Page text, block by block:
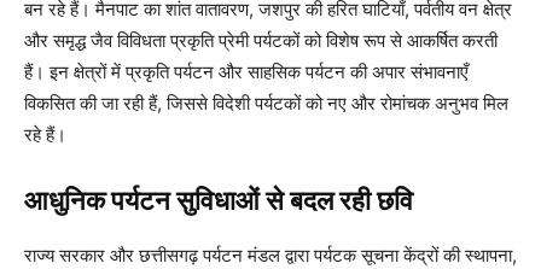
बन रहे हैं। मैनपाट का शांत वातावरण, जशपुर की हरित घाटियाँ, पर्वतीय वन क्षेत्र
और समृद्ध जैव विविधता प्रकृति प्रेमी पर्यटकों को विशेष रूप से आकर्षित करती
हैं। इन क्षेत्रों में प्रकृति पर्यटन और साहसिक पर्यटन की अपार संभावनाएँ
विकसित की जा रही हैं, जिससे विदेशी पर्यटकों को नए और रोमांचक अनुभव मिल
रहे हैं।
आधुनिक पर्यटन सुविधाओं से बदल रही छवि
राज्य सरकार और छत्तीसगढ़ पर्यटन मंडल द्वारा पर्यटक सूचना केंद्रों की स्थापना,